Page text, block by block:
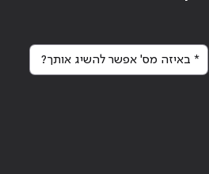
* באיזה מס' אפשר להשיג אותך?